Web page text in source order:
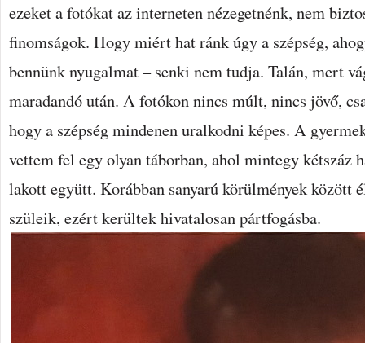
ezeket a fotókat az interneten nézegetnénk, nem
finomságok. Hogy miért hat ránk úgy a szépség,
bennünk nyugalmat – senki nem tudja. Talán, mert
maradandó után. A fotókon nincs múlt, nincs jövő,
hogy a szépség mindenen uralkodni képes. A
vettem fel egy olyan táborban, ahol mintegy kétszáz
lakott együtt. Korábban sanyarú körülmények között
szüleik, ezért kerültek hivatalosan pártfogásba.